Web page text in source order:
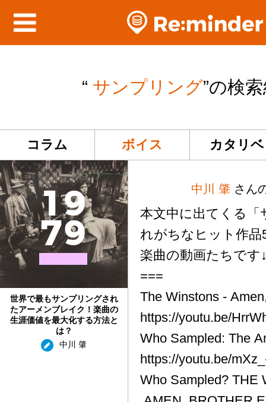
“ サンプリング”の検
コラム ボイス カタリベ
19
79
世界で最もサンプリングされ
たアーメンブレイク！楽曲の
生涯価値を最大化する方法と
は？
中川 肇
中川 肇 さん
本文中に出てくる
れがちなヒット作品
楽曲の動画たちです
===
The Winstons -
https://youtu.be/
Who Sampled: The
https://youtu.be/
Who Sampled? THE